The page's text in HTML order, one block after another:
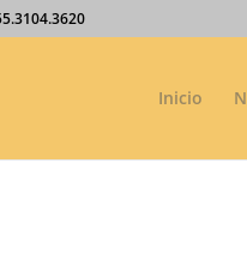
Inicio